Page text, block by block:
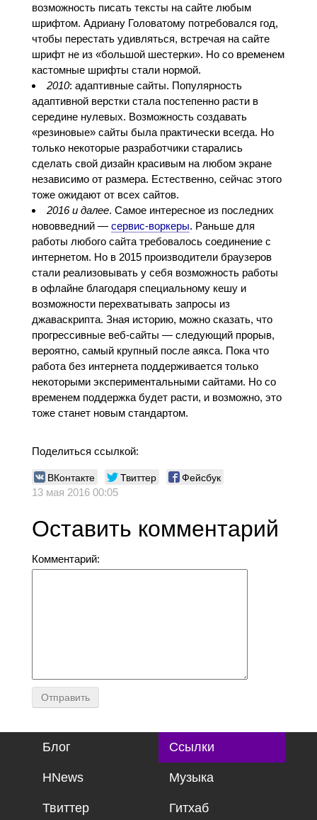
возможность писать тексты на сайте любым
шрифтом. Адриану Головатому потребовался год,
чтобы перестать удивляться, встречая на сайте
шрифт не из «большой шестерки». Но со временем
кастомные шрифты стали нормой.
2010: адаптивные сайты. Популярность
адаптивной верстки стала постепенно расти в
середине нулевых. Возможность создавать
«резиновые» сайты была практически всегда. Но
только некоторые разработчики старались
сделать свой дизайн красивым на любом экране
независимо от размера. Естественно, сейчас этого
тоже ожидают от всех сайтов.
2016 и далее. Самое интересное из последних
нововведний — сервис-воркеры. Раньше для
работы любого сайта требовалось соединение с
интернетом. Но в 2015 производители браузеров
стали реализовывать у себя возможность работы
в офлайне благодаря специальному кешу и
возможности перехватывать запросы из
джаваскрипта. Зная историю, можно сказать, что
прогрессивные веб-сайты — следующий прорыв,
вероятно, самый крупный после аякса. Пока что
работа без интернета поддерживается только
некоторыми экспериментальными сайтами. Но со
временем поддержка будет расти, и возможно, это
тоже станет новым стандартом.
Поделиться ссылкой:
ВКонтакте Твиттер Фейсбук
13 мая 2016 00:05
Оставить комментарий
Комментарий:
Блог Ссылки
HNews Музыка
Твиттер Гитхаб